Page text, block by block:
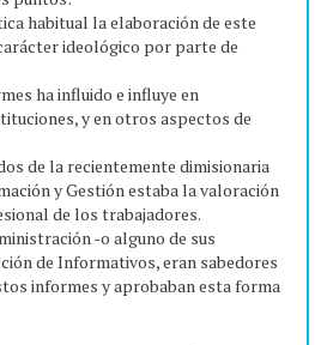
habitual la elaboración de este
ideológico por parte de
ha influido e influye en
y en otros aspectos de
de la recientemente dimisionaria
y Gestión estaba la valoración
de los trabajadores.
-o alguno de sus
de Informativos, eran sabedores
informes y aprobaban esta forma